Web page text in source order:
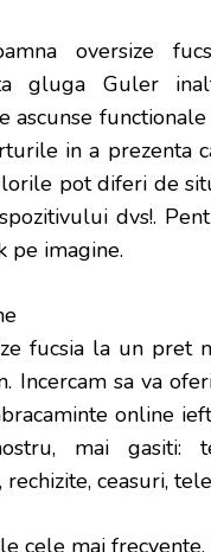
oversize
gluga Guler
ascunse
in a prezenta
pot diferi de
dvs!.
pe imagine.
fucsia la un
Incercam sa va
online
mai gasiti:
rechizite, ceasuri,
cele mai frecvente,